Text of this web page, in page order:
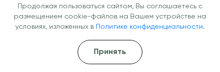
Готовы помочь вам уже сегодня!
Не откладывайте заботу о здоровье —
получите консультацию врача и подберите
Продолжая пользоваться сайтом, Вы соглашаетесь с
размещением cookie-файлов на Вашем устройстве на
условиях, изложенных в
Политике конфиденциальности.
Принять